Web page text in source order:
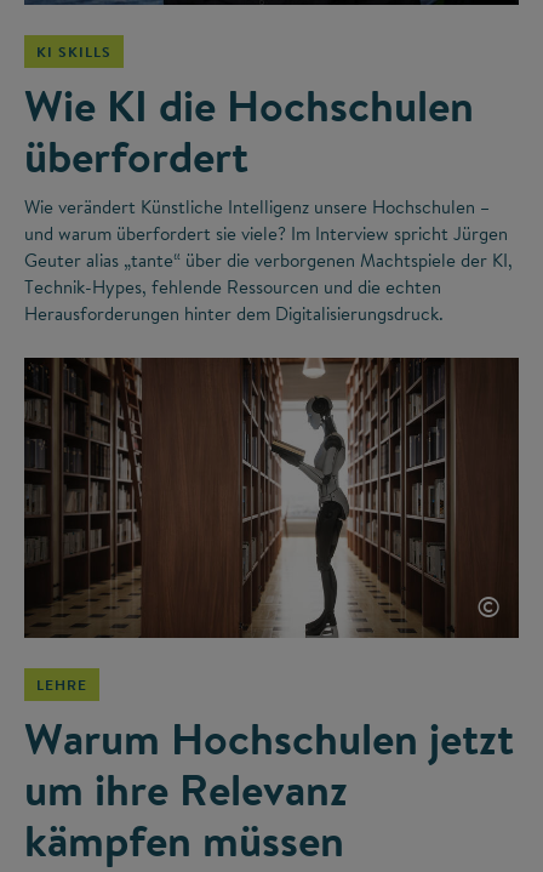
KI SKILLS
Wie KI die Hochschulen
überfordert
Wie verändert Künstliche Intelligenz unsere Hochschulen –
und warum überfordert sie viele? Im Interview spricht Jürgen
Geuter alias „tante“ über die verborgenen Machtspiele der KI,
Technik-Hypes, fehlende Ressourcen und die echten
Herausforderungen hinter dem Digitalisierungsdruck.
©
LEHRE
Warum Hochschulen jetzt
um ihre Relevanz
kämpfen müssen